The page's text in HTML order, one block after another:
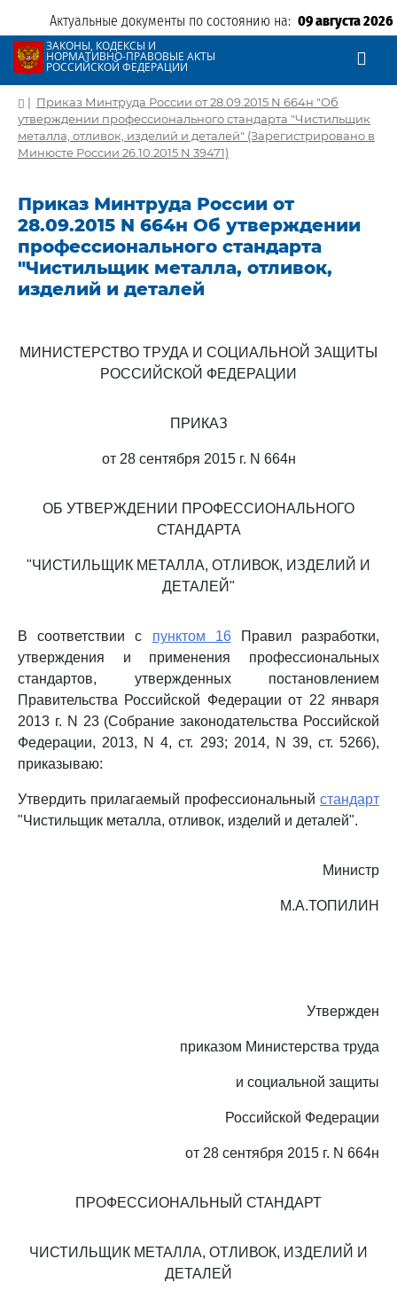
Актуальные документы по состоянию на: 09 августа 2026
ЗАКОНЫ, КОДЕКСЫ И
НОРМАТИВНО-ПРАВОВЫЕ АКТЫ
РОССИЙСКОЙ ФЕДЕРАЦИИ
| Приказ Минтруда России от 28.09.2015 N 664н "Об
утверждении профессионального стандарта "Чистильщик
металла, отливок, изделий и деталей" (Зарегистрировано в
Минюсте России 26.10.2015 N 39471)
Приказ Минтруда России от
28.09.2015 N 664н Об утверждении
профессионального стандарта
"Чистильщик металла, отливок,
изделий и деталей
МИНИСТЕРСТВО ТРУДА И СОЦИАЛЬНОЙ ЗАЩИТЫ
РОССИЙСКОЙ ФЕДЕРАЦИИ
ПРИКАЗ
от 28 сентября 2015 г. N 664н
ОБ УТВЕРЖДЕНИИ ПРОФЕССИОНАЛЬНОГО
СТАНДАРТА
"ЧИСТИЛЬЩИК МЕТАЛЛА, ОТЛИВОК, ИЗДЕЛИЙ И
ДЕТАЛЕЙ"
В соответствии с пунктом 16Правил разработки,
утверждения и применения профессиональных
стандартов, утвержденных постановлением
Правительства Российской Федерации от 22 января
2013 г. N 23 (Собрание законодательства Российской
Федерации, 2013, N 4, ст. 293; 2014, N 39, ст. 5266),
приказываю:
Утвердить прилагаемый профессиональный стандарт
"Чистильщик металла, отливок, изделий и деталей".
Министр
М.А.ТОПИЛИН
Утвержден
приказом Министерства труда
и социальной защиты
Российской Федерации
от 28 сентября 2015 г. N 664н
ПРОФЕССИОНАЛЬНЫЙ СТАНДАРТ
ЧИСТИЛЬЩИК МЕТАЛЛА, ОТЛИВОК, ИЗДЕЛИЙ И
ДЕТАЛЕЙ